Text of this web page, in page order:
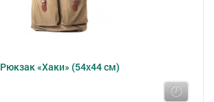
Рюкзак «Хаки» (54х44 см)